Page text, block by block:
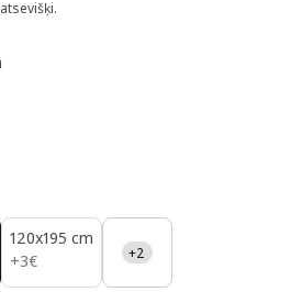
120x195 cm
+3€
3€ +2